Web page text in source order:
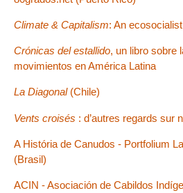
Climate & Capitalism: An
Crónicas del estallido, un libro sobre
movimientos en América Latina
La Diagonal(Chile)
Vents croisés : d’autres regards sur
A História de Canudos - Portfolium
(Brasil)
ACIN - Asociación de Cabildos